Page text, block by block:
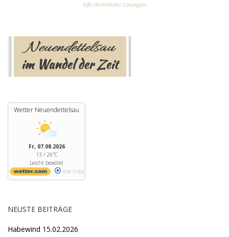
Info Herrnhuter Losungen
Wetter Neuendettelsau
Fr, 07.08.2026
13 / 26°C
Leicht bewölkt
Alle Infos
NEUSTE BEITRÄGE
Habewind 15.02.2026